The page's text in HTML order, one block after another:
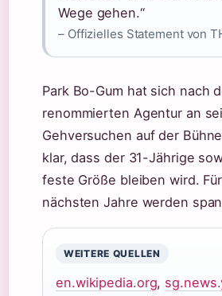
Wege gehen.“
– Offizielles Statement von
Park Bo-Gum hat sich nach
renommierten Agentur an
Gehversuchen auf der
klar, dass der 31-Jährige
feste Größe bleiben wird.
nächsten Jahre werden
WEITERE QUELLEN
en.wikipedia.org,